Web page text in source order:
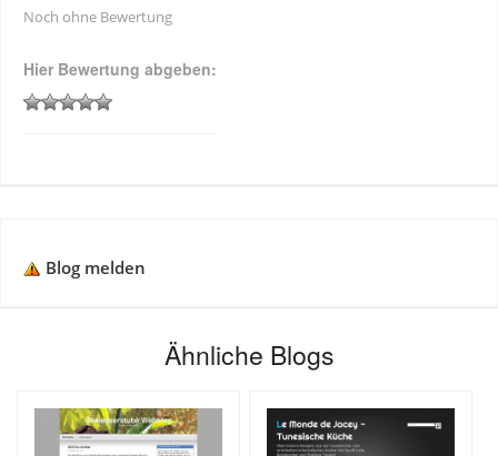
Noch ohne Bewertung
Hier Bewertung abgeben:
Blog melden
Ähnliche Blogs